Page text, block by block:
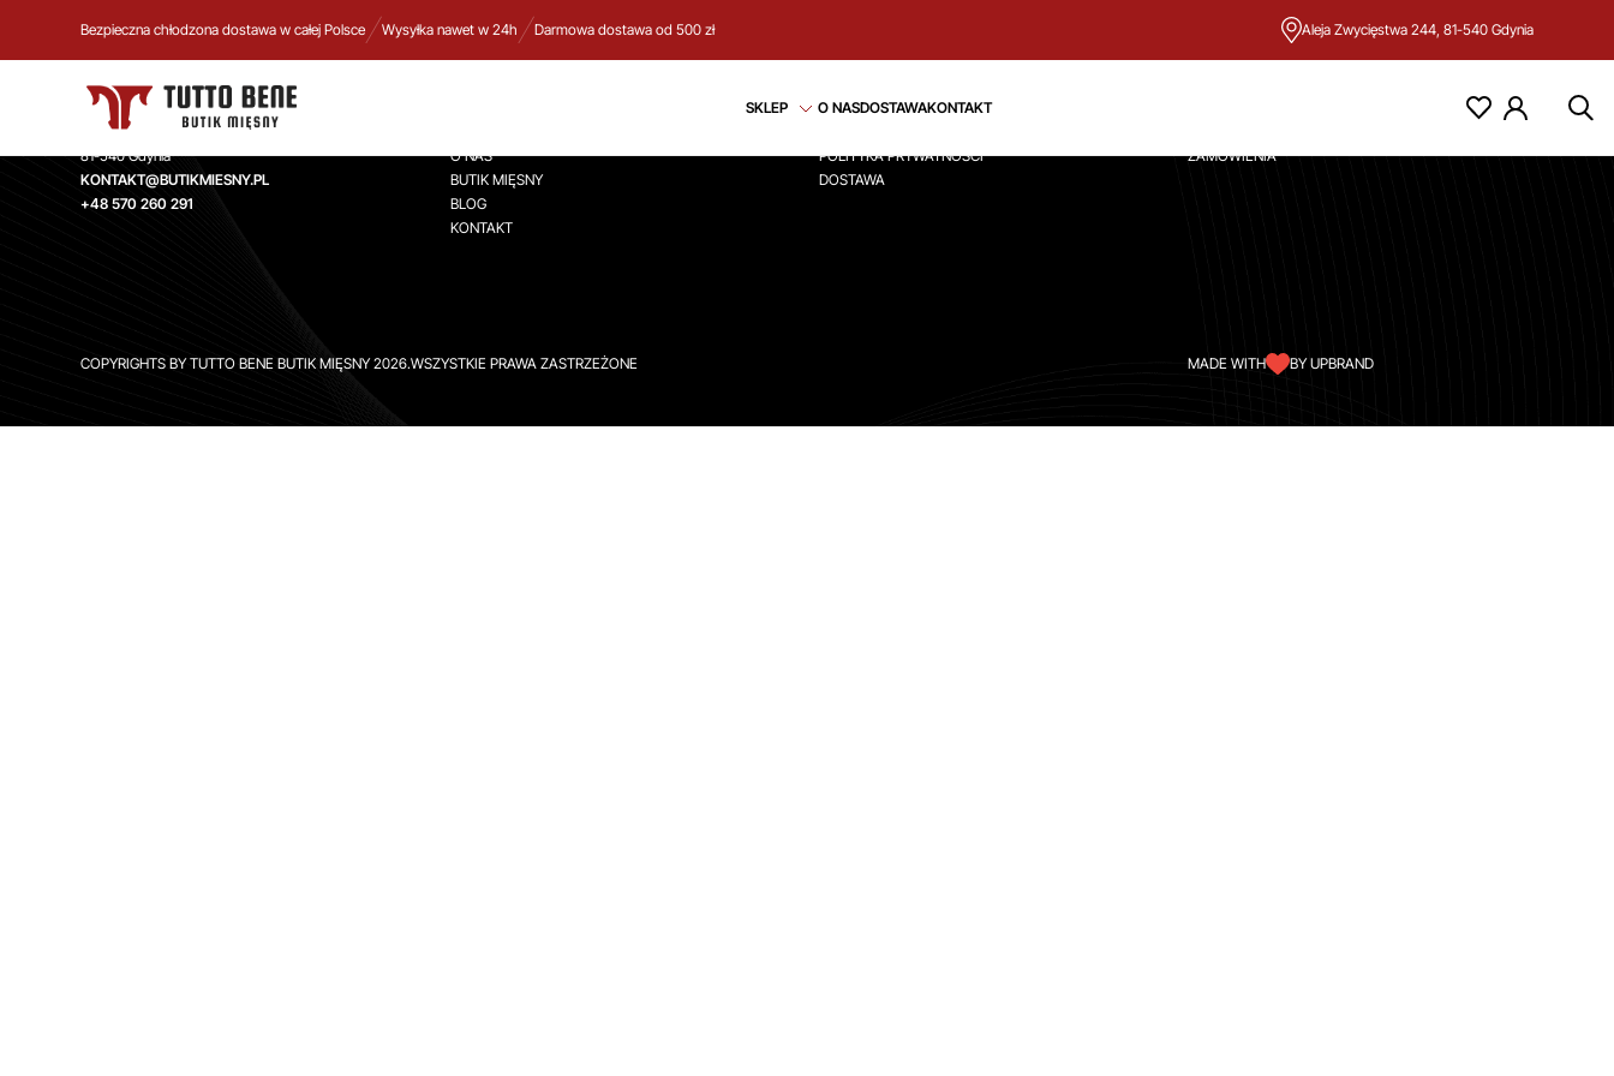
Bezpieczna chłodzona dostawa w całej Polsce Wysyłka nawet w 24h Darmowa dostawa od 500 zł Aleja Zwycięstwa 244, 81-540 Gdynia
SKLEP O NASDOSTAWAKONTAKT
TUTTO BENE BUTIK MIĘSNY
Aleja Zwycięstwa 244,
81-540 Gdynia
KONTAKT@BUTIKMIESNY.PL
+48 570 260 291
O NAS
BUTIK MIĘSNY
BLOG
KONTAKT
REGULAMIN
POLITYKA PRYWATNOŚCI
DOSTAWA
ZAMÓWIENIA
COPYRIGHTS BY TUTTO BENE BUTIK MIĘSNY 2026.WSZYSTKIE PRAWA ZASTRZEŻONE MADE WITH BY UPBRAND